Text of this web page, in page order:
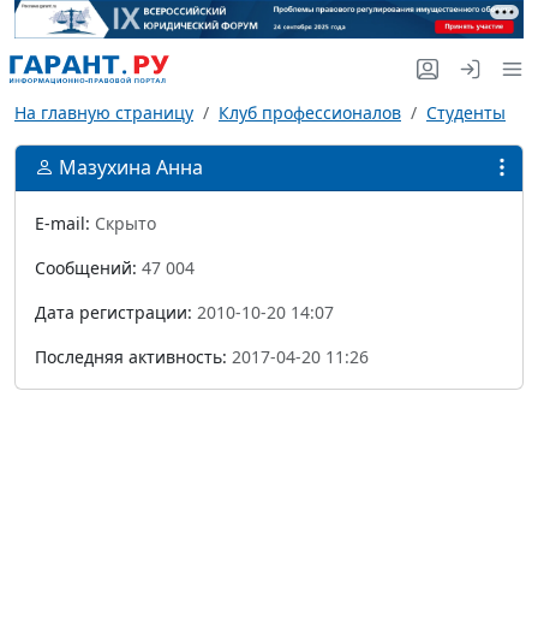
На главную страницу Клуб профессионалов Студенты
Мазухина Анна
E-mail: Скрыто
Сообщений: 47 004
Дата регистрации: 2010-10-20 14:07
Последняя активность: 2017-04-20 11:26